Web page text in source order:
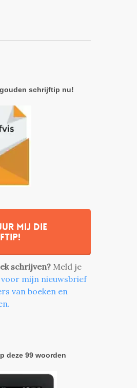
schrijftip nu!
mij die
schrijven? Meld je
mijn nieuwsbrief
van boeken en
deze 99 woorden